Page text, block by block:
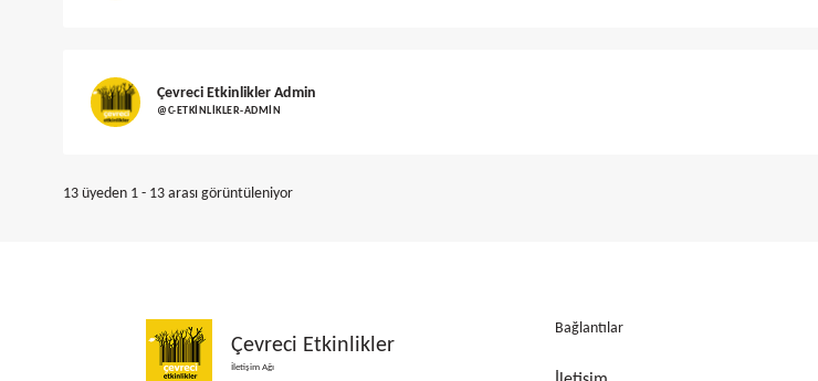
Çevreci Etkinlikler Admin
@C-ETKINLIKLER-ADMIN
13 üyeden 1 - 13 arası görüntüleniyor
Çevreci Etkinlikler
İletişim Ağı
Bağlantılar